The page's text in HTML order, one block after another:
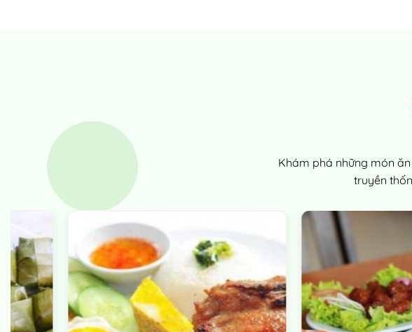
Khám phá những món
truyền